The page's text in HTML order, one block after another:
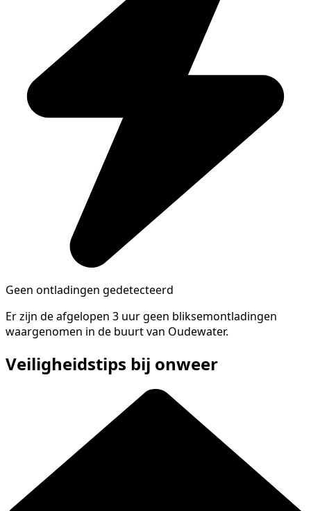
Geen ontladingen gedetecteerd
Er zijn de afgelopen 3 uur geen bliksemontladingen
waargenomen in de buurt van Oudewater.
Veiligheidstips bij onweer